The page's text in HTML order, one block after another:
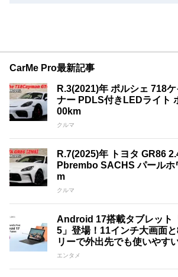
CarMe Pro最新記事
R.3(2021)年 ポルシェ 718
ナー PDLS付きLEDライト
00km
クルマ
R.7(2025)年 トヨタ GR86
Pbrembo SACHS パールホ
m
クルマ
Android 17搭載タブレット
5」登場！11インチ大画面
リーで外出先でも使いやす
エンタメ